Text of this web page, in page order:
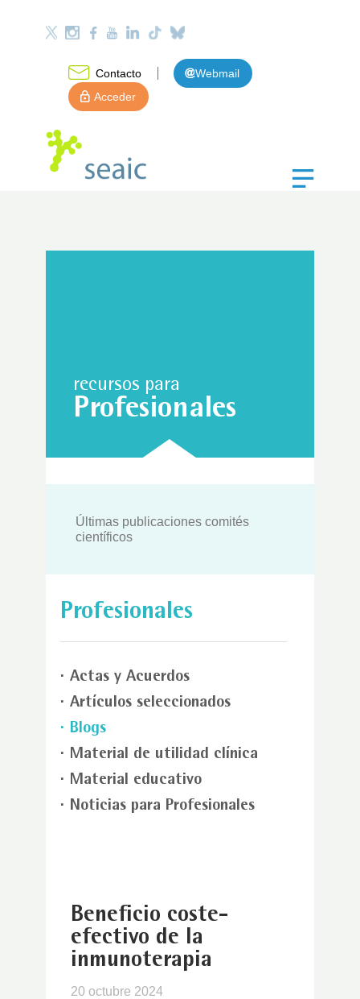
Contacto
Webmail
Acceder
recursos para
Profesionales
Últimas publicaciones comités
científicos
Profesionales
Actas y Acuerdos
Artículos seleccionados
Blogs
Material de utilidad clínica
Material educativo
Noticias para Profesionales
Beneficio coste-
efectivo de la
inmunoterapia
20 octubre 2024